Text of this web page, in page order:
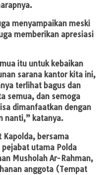
menyampaikan meski
memberikan apresiasi
itu untuk kebaikan
sarana kantor kita ini,
terlihat bagus dan
semua, dan semoga
dimanfaatkan dengan
nanti,” katanya.
Kapolda, bersama
utama Polda
Musholah Ar-Rahman,
anggota (Tempat